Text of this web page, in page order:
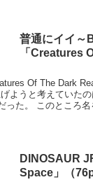
普通にイイ～
「Creatures
Of The Dark
ようと考えていた
った。 このところ
DINOSAUR
Space」（